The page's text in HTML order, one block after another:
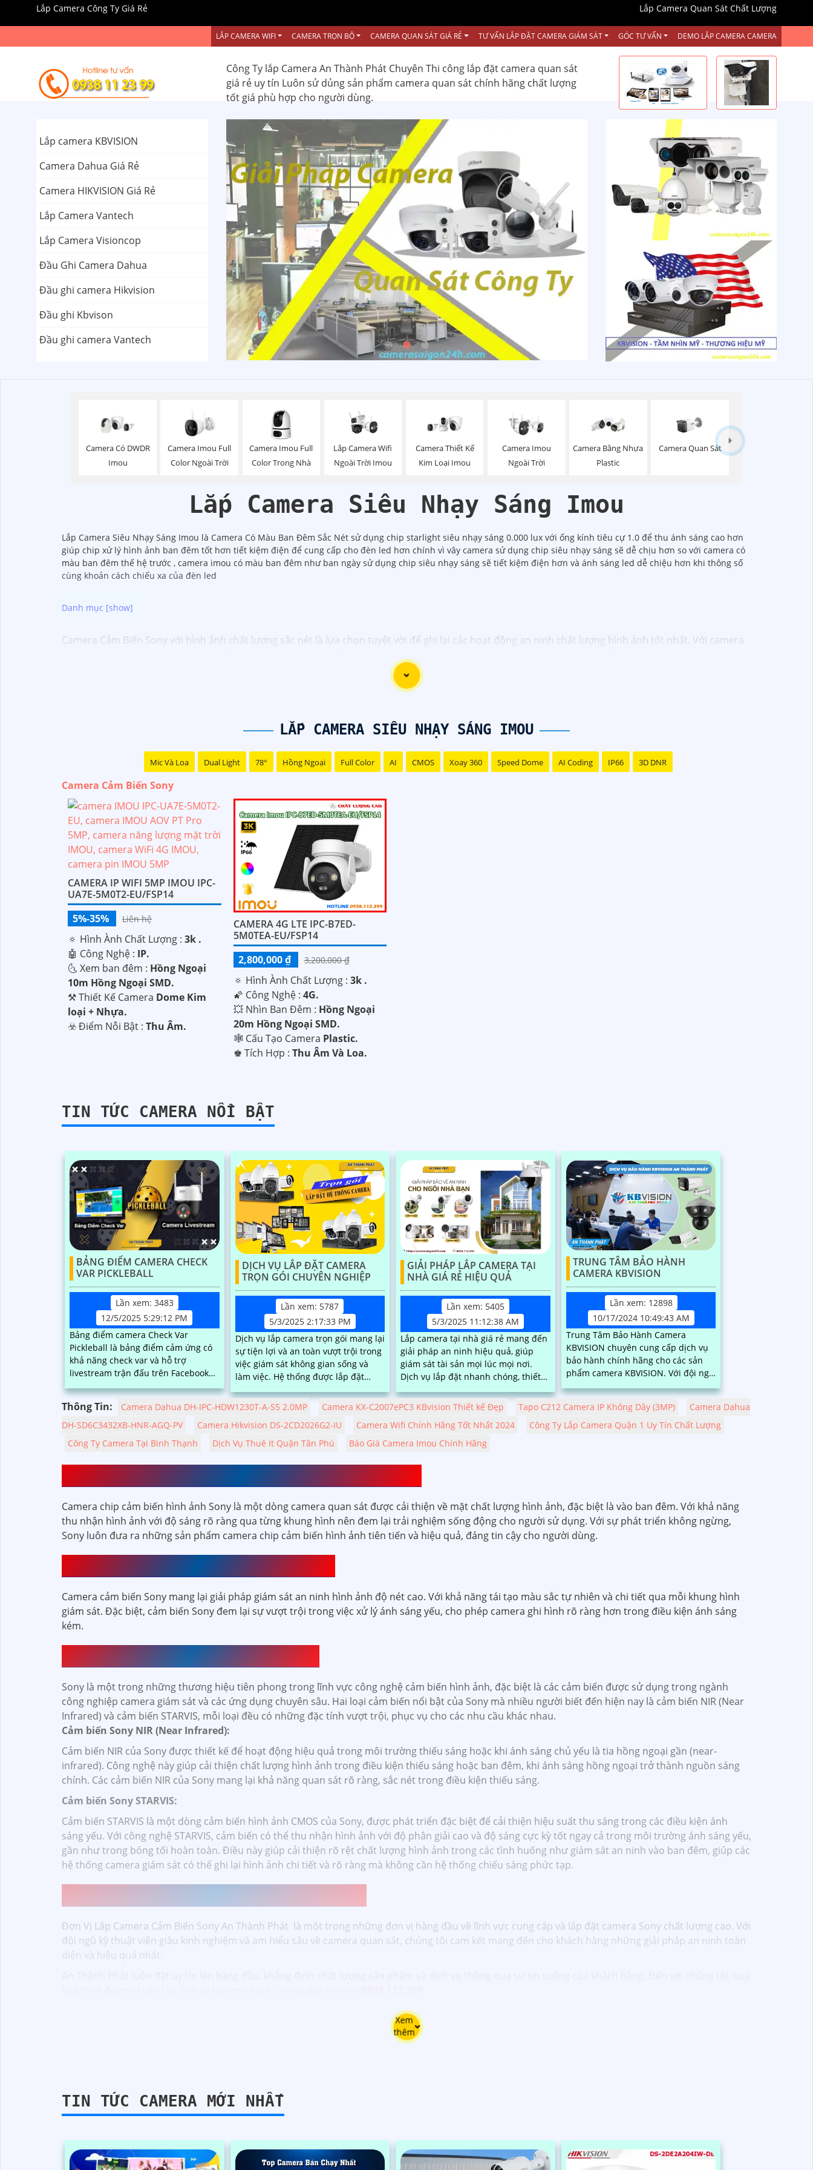
Lắp Camera Công Ty Giá Rẻ Lắp Camera Quan Sát Chất Lượng
LẮP CAMERA WIFI CAMERA TRỌN BỘ CAMERA QUAN SÁT GIÁ RẺ TƯ VẤN LẮP ĐẶT CAMERA GIÁM SÁT GÓC TƯ VẤN DEMO LẮP CAMERA CAMERA
Công Ty lắp Camera An Thành Phát Chuyên Thi công lắp đặt camera quan sát
giá rẻ uy tín Luôn sử dủng sản phẩm camera quan sát chính hãng chất lượng
tốt giá phù hợp cho người dùng.
Lắp camera KBVISION
Camera Dahua Giá Rẻ
Camera HIKVISION Giá Rẻ
Lắp Camera Vantech
Lắp Camera Visioncop
Đầu Ghi Camera Dahua
Đầu ghi camera Hikvision
Đầu ghi Kbvison
Đầu ghi camera Vantech
Camera Có DWDR
Imou
Camera Imou Full
Color Ngoài Trời
Camera Imou Full
Color Trong Nhà
Lắp Camera Wifi
Ngoài Trời Imou
Camera Thiết Kế
Kim Loại Imou
Camera Imou
Ngoài Trời
Camera Bằng Nhựa
Plastic
Camera Quan Sát
Lắp Camera Siêu Nhạy Sáng Imou
Lắp Camera Siêu Nhạy Sáng Imou là Camera Có Màu Ban Đêm Sắc Nét sử dụng chip starlight siêu nhạy sáng 0.000 lux với ống kính tiêu cự 1.0 để thu ánh sáng cao hơn
giúp chip xử lý hình ảnh ban đêm tốt hơn tiết kiệm điện để cung cấp cho đèn led hơn chính vì vây camera sử dụng chip siêu nhạy sáng sẽ dễ chịu hơn so với camera có
màu ban đêm thế hệ trước , camera imou có màu ban đêm như ban ngày sử dụng chip siêu nhạy sáng sẽ tiết kiệm điện hơn và ánh sáng led dễ chiệu hơn khi thông số
cùng khoản cách chiếu xa của đèn led
Camera Cảm Biến Sony với hình ảnh chất lượng sắc nét là lựa chọn tuyệt vời để ghi lại các hoạt động an ninh chất lượng hình ảnh tốt nhất. Với camera
LẮP CAMERA SIÊU NHẠY SÁNG IMOU
Mic Và Loa Dual Light 78° Hồng Ngoại Full Color AI CMOS Xoay 360 Speed Dome AI Coding IP66 3D DNR
Camera Cảm Biến Sony
CAMERA IP WIFI 5MP IMOU IPC-
UA7E-5M0T2-EU/FSP14
5%-35%
Liên hệ
🔅 Hình Ành Chất Lượng : 3k .
🤖️ Công Nghệ : IP.
🌜 Xem ban đêm : Hồng Ngoại
10m Hồng Ngoại SMD.
⚒ Thiết Kế Camera Dome Kim
loại + Nhựa.
️☣️ Điểm Nỗi Bật : Thu Âm.
CAMERA 4G LTE IPC-B7ED-
5M0TEA-EU/FSP14
2,800,000 ₫
3,200,000 ₫
🔅 Hình Ành Chất Lượng : 3k .
🌠 Công Nghệ : 4G.
💥 Nhìn Ban Đêm : Hồng Ngoại
20m Hồng Ngoại SMD.
🕸️ Cấu Tạo Camera Plastic.
️♚ Tích Hợp : Thu Âm Và Loa.
TIN TỨC CAMERA NỔI BẬT
BẢNG ĐIỂM CAMERA CHECK
VAR PICKLEBALL
Lần xem: 3483
12/5/2025 5:29:12 PM
Bảng điểm camera Check Var
Pickleball là bảng điểm cảm ứng có
khả năng check var và hỗ trợ
livestream trận đấu trên Facebook
DỊCH VỤ LẮP ĐẶT CAMERA
TRỌN GÓI CHUYÊN NGHIỆP
Lần xem: 5787
5/3/2025 2:17:33 PM
Dịch vụ lắp camera trọn gói mang lại
sự tiện lợi và an toàn vượt trội trong
việc giám sát không gian sống và
làm việc. Hệ thống được lắp đặt
và đảm bảo tính thẩm mỹ
GIẢI PHÁP LẮP CAMERA TẠI
NHÀ GIÁ RẺ HIỆU QUẢ
Lần xem: 5405
5/3/2025 11:12:38 AM
Lắp camera tại nhà giá rẻ mang đến
giải pháp an ninh hiệu quả, giúp
giám sát tài sản mọi lúc mọi nơi.
Dịch vụ lắp đặt nhanh chóng, thiết
trợ tư vấn tận tình và bảo hành lâu
TRUNG TÂM BẢO HÀNH
CAMERA KBVISION
Lần xem: 12898
10/17/2024 10:49:43 AM
Trung Tâm Bảo Hành Camera
KBVISION chuyên cung cấp dịch vụ
bảo hành chính hãng cho các sản
phẩm camera KBVISION. Với đội ngũ
chúng tôi cam kết đem đến sự hài
lòng và sự tin tưởng cao nhất cho
khách hàng
Thông Tin: Camera Dahua DH-IPC-HDW1230T-A-S5 2.0MP Camera KX-C2007ePC3 KBvision Thiết kế Đẹp Tapo C212 Camera IP Không Dây (3MP)
Camera Dahua
DH-SD6C3432XB-HNR-AGQ-PV
Camera Hikvision DS-2CD2026G2-IU Camera Wifi Chính Hãng Tốt Nhất 2024
Công Ty Lắp Camera Quận 1 Uy Tín Chất Lượng
Công Ty Camera Tại Bình Thạnh
Dịch Vụ Thuê It Quận Tân Phú Báo Giá Camera Imou Chính Hãng
Camera chip cảm biến hình ảnh Sony là một dòng camera quan sát được cải thiện về mặt chất lượng hình ảnh, đặc biệt là vào ban đêm. Với khả năng
thu nhận hình ảnh với độ sáng rõ ràng qua từng khung hình nên đem lại trải nghiệm sống động cho người sử dụng. Với sự phát triển không ngừng,
Sony luôn đưa ra những sản phẩm camera chip cảm biến hình ảnh tiên tiến và hiệu quả, đáng tin cậy cho người dùng.
Camera cảm biến Sony mang lại giải pháp giám sát an ninh hình ảnh độ nét cao. Với khả năng tái tạo màu sắc tự nhiên và chi tiết qua mỗi khung hình
giám sát. Đặc biệt, cảm biến Sony đem lại sự vượt trội trong việc xử lý ánh sáng yếu, cho phép camera ghi hình rõ ràng hơn trong điều kiện ánh sáng
kém.
Sony là một trong những thương hiệu tiên phong trong lĩnh vực công nghệ cảm biến hình ảnh, đặc biệt là các cảm biến được sử dụng trong ngành
công nghiệp camera giám sát và các ứng dụng chuyên sâu. Hai loại cảm biến nổi bật của Sony mà nhiều người biết đến hiện nay là cảm biến NIR (Near
Infrared) và cảm biến STARVIS, mỗi loại đều có những đặc tính vượt trội, phục vụ cho các nhu cầu khác nhau.
Cảm biến Sony NIR (Near Infrared):
Cảm biến NIR của Sony được thiết kế để hoạt động hiệu quả trong môi trường thiếu sáng hoặc khi ánh sáng chủ yếu là tia hồng ngoại gần (near-
infrared). Công nghệ này giúp cải thiện chất lượng hình ảnh trong điều kiện thiếu sáng hoặc ban đêm, khi ánh sáng hồng ngoại trở thành nguồn sáng
chính. Các cảm biến NIR của Sony mang lại khả năng quan sát rõ ràng, sắc nét trong điều kiện thiếu sáng.
Cảm biến Sony STARVIS:
Cảm biến STARVIS là một dòng cảm biến hình ảnh CMOS của Sony, được phát triển đặc biệt để cải thiện hiệu suất thu sáng trong các điều kiện ánh
sáng yếu. Với công nghệ STARVIS, cảm biến có thể thu nhận hình ảnh với độ phân giải cao và độ sáng cực kỳ tốt ngay cả trong môi trường ánh sáng yếu,
gần như trong bóng tối hoàn toàn. Điều này giúp cải thiện rõ rệt chất lượng hình ảnh trong các tình huống như giám sát an ninh vào ban đêm, giúp các
hệ thống camera giám sát có thể ghi lại hình ảnh chi tiết và rõ ràng mà không cần hệ thống chiếu sáng phức tạp.
Đơn Vị Lắp Camera Cảm Biến Sony An Thành Phát là một trong những đơn vị hàng đầu về lĩnh vực cung cấp và lắp đặt camera Sony chất lượng cao. Với
đội ngũ kỹ thuật viên giàu kinh nghiệm và am hiểu sâu về camera quan sát, chúng tôi cam kết mang đến cho khách hàng những giải pháp an ninh toàn
diện và hiệu quả nhất.
Xem
thêm
TIN TỨC CAMERA MỚI NHẤT